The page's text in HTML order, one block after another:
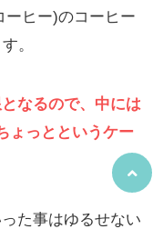
ーヒー)のコーヒー
。
なるので、中には
ょっとというケー
た事はゆるせない